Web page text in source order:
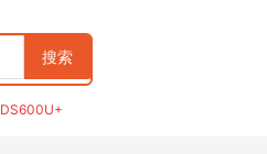
搜索
DS600U+